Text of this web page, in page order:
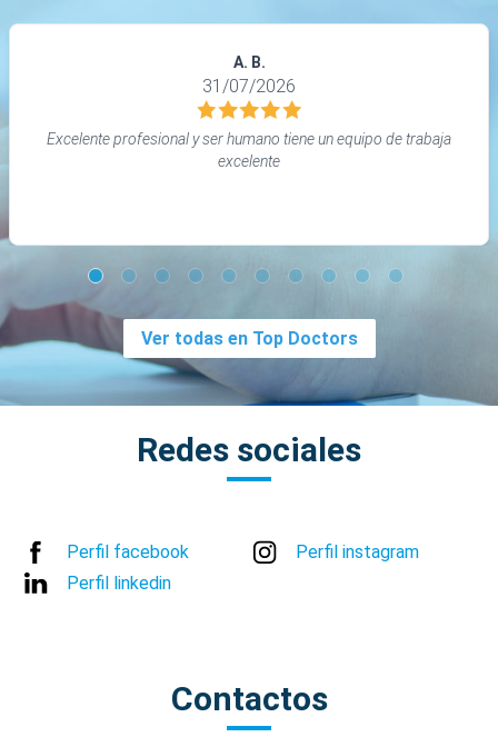
A. B.
31/07/2026
Excelente profesional y ser humano tiene un equipo de trabaja
excelente
Ver todas en Top Doctors
Redes sociales
Perfil facebook
Perfil instagram
Perfil linkedin
Contactos